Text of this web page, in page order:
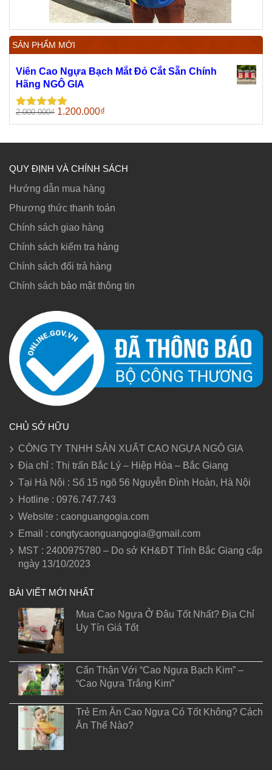
SẢN PHẨM MỚI
Viên Cao Ngựa Bạch Mắt Đỏ Cắt Sẵn Chính
Hãng NGÔ GIA
Được xếp
hạng5.005
2.000.000₫ Giá
gốc
1.200.000₫
hiện
1.200.000₫.
QUY ĐỊNH VÀ CHÍNH SÁCH
Hướng dẫn mua hàng
Phương thức thanh toán
Chính sách giao hàng
Chính sách kiểm tra hàng
Chính sách đổi trả hàng
Chính sách bảo mật thông tin
CHỦ SỞ HỮU
CÔNG TY TNHH SẢN XUẤT CAO NGỰA NGÔ GIA
Địa chỉ : Thị trấn Bắc Lý – Hiệp Hòa – Bắc Giang
Tại Hà Nội : Số 15 ngõ 56 Nguyễn Đình Hoàn, Hà Nội
Hotline : 0976.747.743
Website : caonguangogia.com
Email : congtycaonguangogia@gmail.com
MST : 2400975780 – Do sở KH&ĐT Tỉnh Bắc Giang cấp
ngày 13/10/2023
BÀI VIẾT MỚI NHẤT
Mua Cao Ngựa Ở Đâu Tốt Nhất? Địa Chỉ
Uy Tín Giá Tốt
Cẩn Thận Với “Cao Ngựa Bạch Kim” –
“Cao Ngựa Trắng Kim”
Trẻ Em Ăn Cao Ngựa Có Tốt Không? Cách
Ăn Thế Nào?